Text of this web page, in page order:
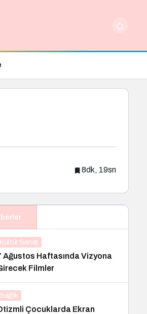
8dk, 19sn
Kültür Sanat
Ağustos Haftasında Vizyona
Filmler
Sağlık
Çocuklarda Ekran